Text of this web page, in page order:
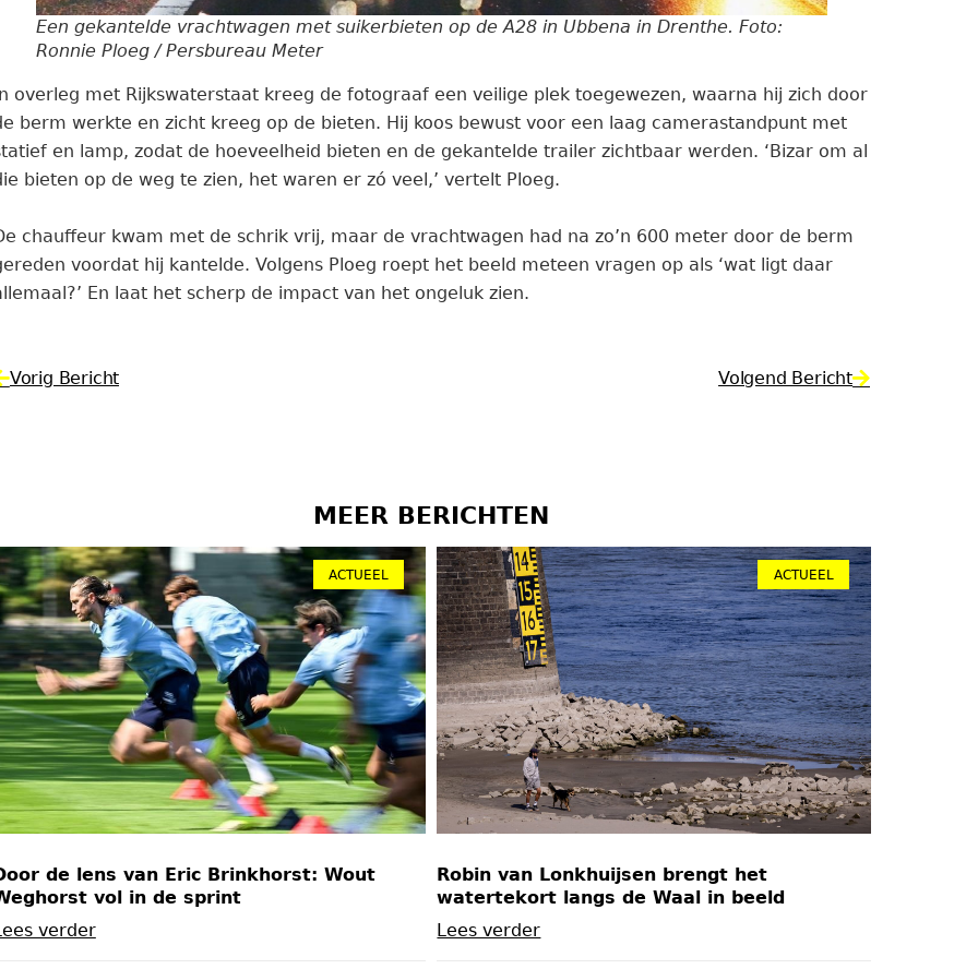
Een gekantelde vrachtwagen met suikerbieten op de A28 in Ubbena in Drenthe. Foto:
Ronnie Ploeg / Persbureau Meter
overleg met Rijkswaterstaat kreeg de fotograaf een veilige plek toegewezen, waarna hij zich door
berm werkte en zicht kreeg op de bieten. Hij koos bewust voor een laag camerastandpunt met
en lamp, zodat de hoeveelheid bieten en de gekantelde trailer zichtbaar werden. ‘Bizar om al
bieten op de weg te zien, het waren er zó veel,’ vertelt Ploeg.
chauffeur kwam met de schrik vrij, maar de vrachtwagen had na zo’n 600 meter door de berm
voordat hij kantelde. Volgens Ploeg roept het beeld meteen vragen op als ‘wat ligt daar
En laat het scherp de impact van het ongeluk zien.
Vorig Bericht Volgend Bericht
MEER BERICHTEN
ACTUEEL
de lens van Eric Brinkhorst: Wout
vol in de sprint
verder
ACTUEEL
Robin van Lonkhuijsen brengt het
watertekort langs de Waal in beeld
Lees verder